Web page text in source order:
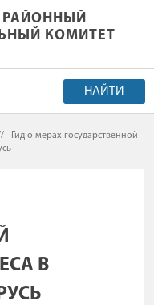
РАЙОННЫЙ
КОМИТЕТ
НАЙТИ
Гид о мерах государственной
В